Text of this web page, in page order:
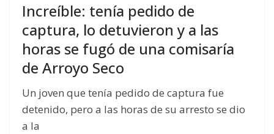
Increíble: tenía pedido de
captura, lo detuvieron y a las
horas se fugó de una comisaría
de Arroyo Seco
Un joven que tenía pedido de captura fue
detenido, pero a las horas de su arresto se dio
a la